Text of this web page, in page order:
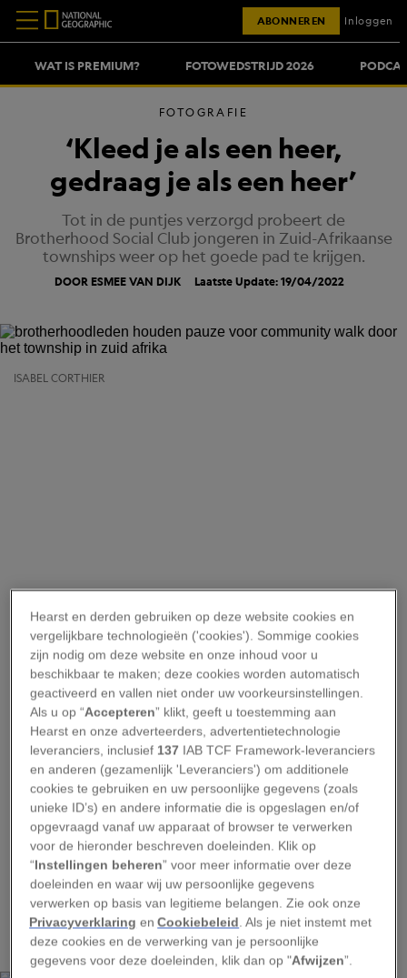
WAT IS PREMIUM? FOTOWEDSTRIJD 2026
ABONNEREN Inloggen
FOTOGRAFIE
‘Kleed je als een heer,
gedraag je als een heer’
Tot in de puntjes verzorgd probeert de
Brotherhood Social Club jongeren in Zuid-Afrikaanse
townships weer op het goede pad te krijgen.
DOOR ESMEE VAN DIJK Laatste Update: 19/04/2022
ISABEL CORTHIER
1
Hearst en derden gebruiken op deze website cookies en
vergelijkbare technologieën ('cookies'). Sommige cookies
zijn nodig om deze website en onze inhoud voor u
beschikbaar te maken; deze cookies worden automatisch
geactiveerd en vallen niet onder uw voorkeursinstellingen.
Als u op “Accepteren” klikt, geeft u toestemming aan
Hearst en onze adverteerders, advertentietechnologie
leveranciers, inclusief 137 IAB TCF Framework-leveranciers
en anderen (gezamenlijk 'Leveranciers') om additionele
cookies te gebruiken en uw persoonlijke gegevens (zoals
unieke ID’s) en andere informatie die is opgeslagen en/of
opgevraagd vanaf uw apparaat of browser te verwerken
voor de hieronder beschreven doeleinden. Klik op
“Instellingen beheren” voor meer informatie over deze
doeleinden en waar wij uw persoonlijke gegevens
verwerken op basis van legitieme belangen. Zie ook onze
Privacyverklaring enCookiebeleid. Als je niet instemt met
deze cookies en de verwerking van je persoonlijke
gegevens voor deze doeleinden, klik dan op "Afwijzen”.